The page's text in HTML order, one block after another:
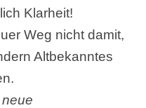
Klarheit!
Weg nicht damit,
Altbekanntes